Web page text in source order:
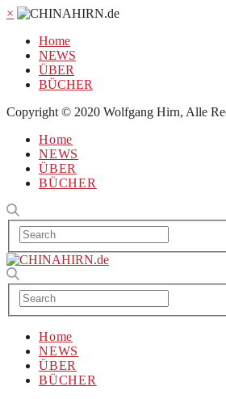
×
Home
NEWS
ÜBER
BÜCHER
Copyright © 2020 Wolfgang Hirn, Alle
Home
NEWS
ÜBER
BÜCHER
Home
NEWS
ÜBER
BÜCHER